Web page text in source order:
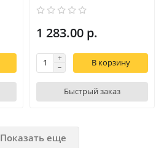
1 283.00 р.
В корзину
Быстрый заказ
Показать еще